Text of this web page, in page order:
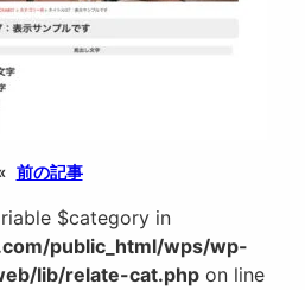
前の記事
$category in
public_html/wps/wp-
lib/relate-cat.php on line